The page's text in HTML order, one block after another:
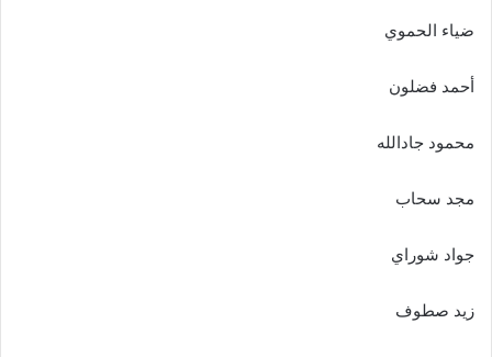
ضياء الحموي
أحمد فضلون
محمود جادالله
مجد سحاب
جواد شوراي
زيد صطوف